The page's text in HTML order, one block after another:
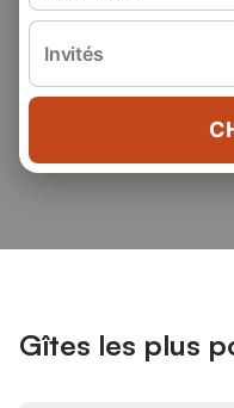
Invités
Gîtes les plus